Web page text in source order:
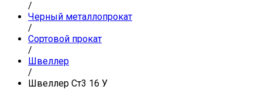
/
Черный металлопрокат
/
Сортовой прокат
/
Швеллер
/
Швеллер Ст3 16 У